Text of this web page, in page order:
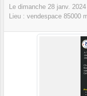
Le dimanche 28 janv. 2024
Lieu : vendespace 85000